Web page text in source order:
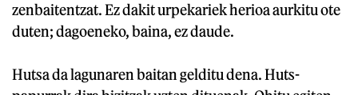
zenbaitentzat. Ez dakit urpekariek herioa aurkitu ote
duten; dagoeneko, baina, ez daude.
Hutsa da lagunaren baitan gelditu dena. Huts-